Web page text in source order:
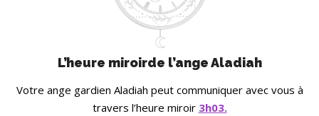
L’heure miroirde l’ange Aladiah
Votre ange gardien Aladiah peut communiquer avec vous à
travers l’heure miroir 3h03.